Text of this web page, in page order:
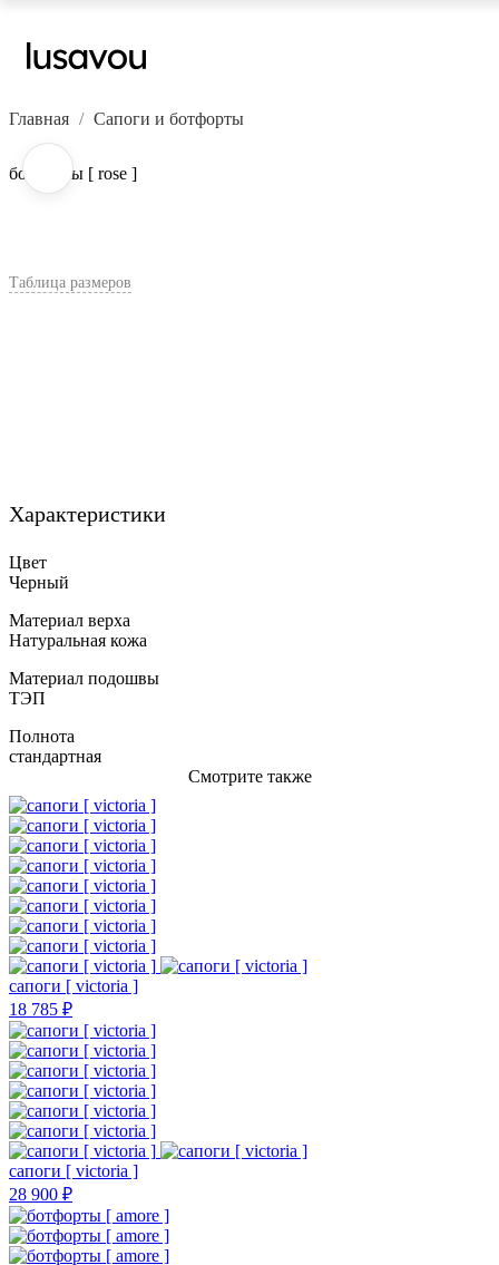
Главная Сапоги и ботфорты
ботфорты [ rose ]
Таблица размеров
Характеристики
Цвет
Черный
Материал верха
Натуральная кожа
Материал подошвы
ТЭП
Полнота
стандартная
Смотрите также
сапоги [ victoria ]
18 785 ₽
сапоги [ victoria ]
28 900 ₽